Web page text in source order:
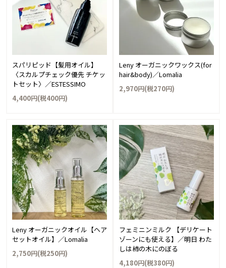
スパリピッド【髪用オイル】
〈スカルプチェック優先 チケッ
トセット〉／ESTESSIMO
4,400円(税400円)
Leny オーガニックワックス(for
hair&body)／Lomalia
2,970円(税270円)
Leny オーガニックオイル【ヘア
セットオイル】／Lomalia
2,750円(税250円)
フェミニンミルク 【デリケート
ゾーンにも使える】／明日 わた
しは柿の木にのぼる
4,180円(税380円)